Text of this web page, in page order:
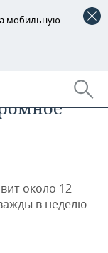
мобильную
лет
около 12
в неделю